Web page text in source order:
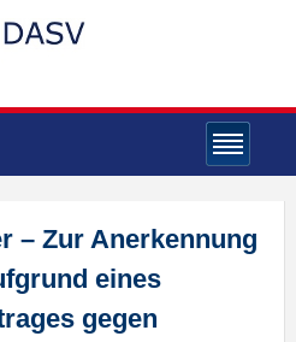
– Zur Anerkennung
eines
gegen